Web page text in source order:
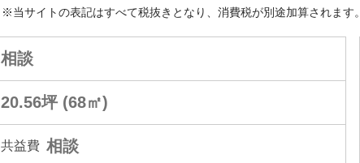
※当サイトの表記はすべて税抜きとなり、消費税が別途加算されます。
相談
20.56坪 (68㎡)
共益費 相談